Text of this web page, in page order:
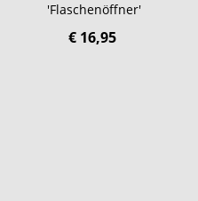
'Flaschenöffner'
€ 16,95